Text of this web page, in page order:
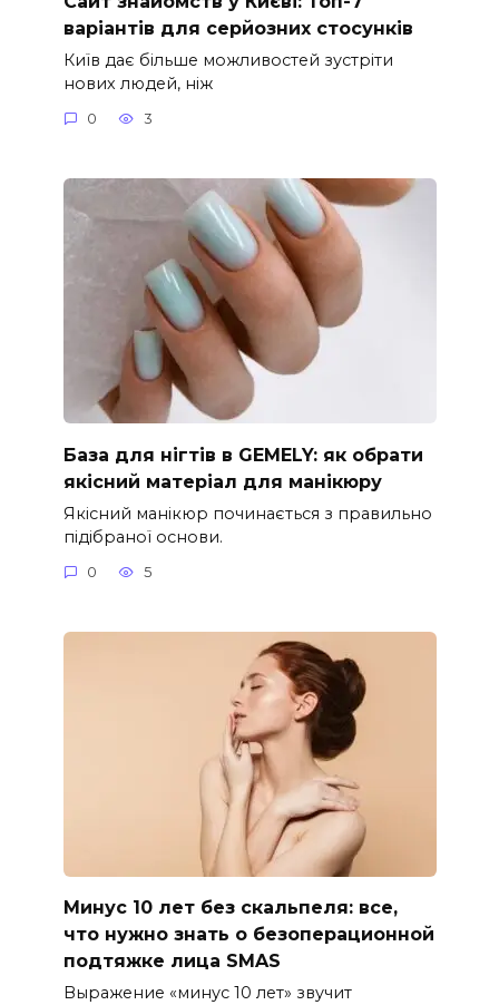
варіантів для серйозних стосунків
Київ дає більше можливостей зустріти
нових людей, ніж
0 3
База для нігтів в GEMELY: як обрати
якісний матеріал для манікюру
Якісний манікюр починається з правильно
підібраної основи.
0 5
Минус 10 лет без скальпеля: все,
что нужно знать о безоперационной
подтяжке лица SMAS
Выражение «минус 10 лет» звучит